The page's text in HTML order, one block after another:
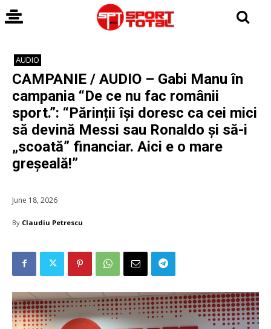
AUDIO
CAMPANIE / AUDIO – Gabi Manu în
campania “De ce nu fac românii
sport.”: “Părinții își doresc ca cei mici
să devină Messi sau Ronaldo și să-i
„scoată” financiar. Aici e o mare
greșeală!”
June 18, 2026
By Claudiu Petrescu